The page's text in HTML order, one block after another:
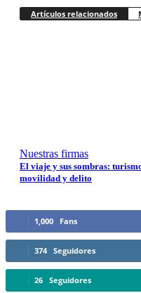
Artículos relacionados
Nuestras firmas
El viaje y sus sombras:
movilidad y delito
1,000 Fans
374 Seguidores
26 Seguidores